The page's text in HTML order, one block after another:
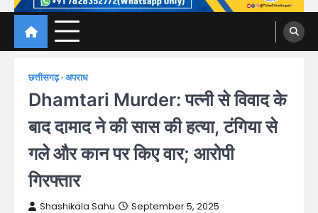
छत्तीसगढ़ अपराध
Dhamtari Murder: पत्नी से विवाद के
बाद दामाद ने की सास की हत्या, टंगिया से
गले और कान पर किए वार; आरोपी
गिरफ्तार
Shashikala Sahu September 5, 2025